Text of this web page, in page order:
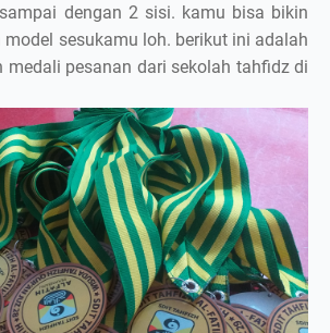
dengan 2 sisi. kamu bisa bikin
sesukamu loh. berikut ini adalah
medali pesanan dari sekolah tahfidz di